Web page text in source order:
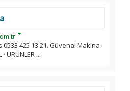
0533 425 13 21. Güvenal Makina ·
· ÜRÜNLER ...